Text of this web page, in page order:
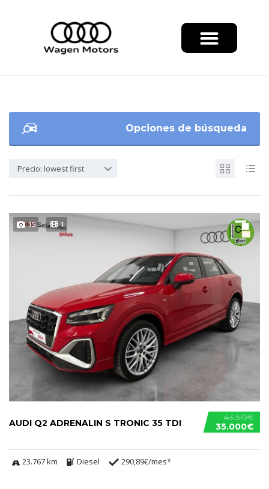
Opciones de búsqueda
Precio: lowest first
15 1
43.510€
35.000€
AUDI Q2 ADRENALIN S TRONIC 35 TDI
23.767 km Diesel 290,89€/mes*